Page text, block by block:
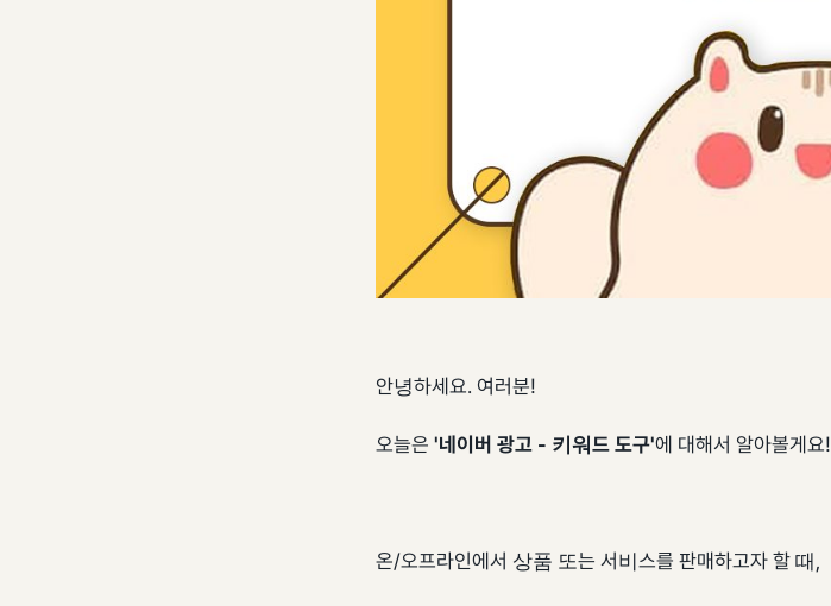
안녕하세요. 여러분!
오늘은 '네이버 광고 - 키워드 도구'에 대해서 알아볼게요!
온/오프라인에서 상품 또는 서비스를 판매하고자 할 때,